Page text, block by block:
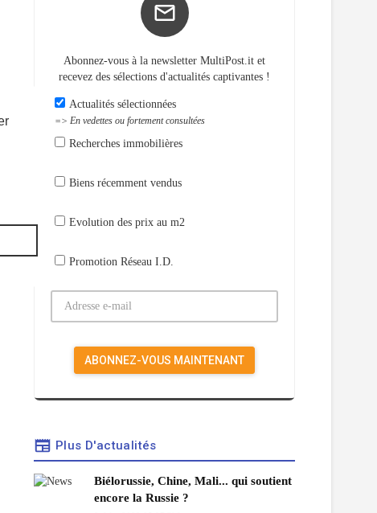
Abonnez-vous à la newsletter MultiPost.it et
recevez des sélections d'actualités captivantes !
Actualités sélectionnées
=> En vedettes ou fortement consultées
Recherches immobilières
Biens récemment vendus
Evolution des prix au m2
Promotion Réseau I.D.
Plus D'actualités
Biélorussie, Chine, Mali... qui soutient
encore la Russie ?